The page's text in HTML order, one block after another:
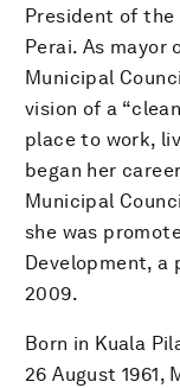
President of the
Perai. As mayor
Municipal
vision of a
place to work,
began her
Municipal
she was
Development, a
2009.
Born in Kuala
26 August 1961,